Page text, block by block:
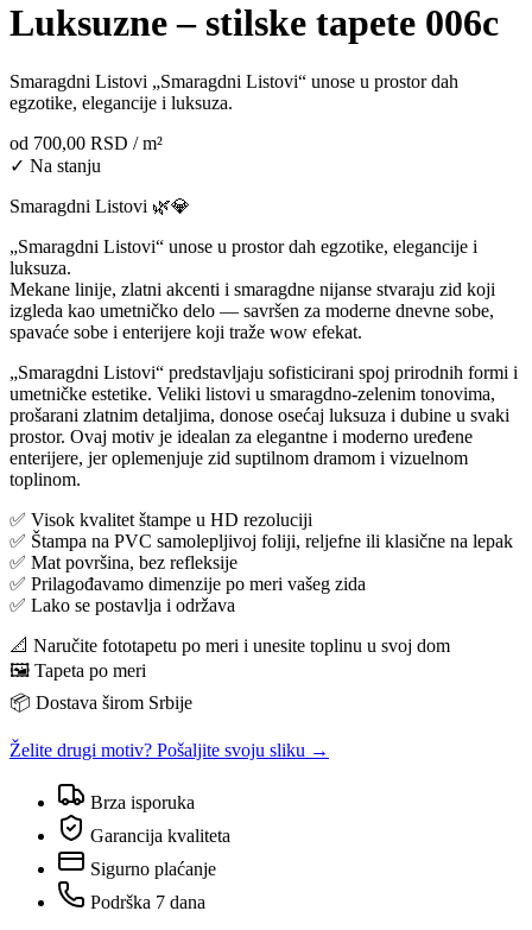
Luksuzne – stilske tapete 006c
Smaragdni Listovi „Smaragdni Listovi“ unose u prostor dah
egzotike, elegancije i luksuza.
od 700,00 RSD / m²
✓ Na stanju
Smaragdni Listovi 🌿💎
„Smaragdni Listovi“ unose u prostor dah egzotike, elegancije i
luksuza.
Mekane linije, zlatni akcenti i smaragdne nijanse stvaraju zid koji
izgleda kao umetničko delo — savršen za moderne dnevne sobe,
spavaće sobe i enterijere koji traže wow efekat.
„Smaragdni Listovi“ predstavljaju sofisticirani spoj prirodnih formi i
umetničke estetike. Veliki listovi u smaragdno-zelenim tonovima,
prošarani zlatnim detaljima, donose osećaj luksuza i dubine u svaki
prostor. Ovaj motiv je idealan za elegantne i moderno uređene
enterijere, jer oplemenjuje zid suptilnom dramom i vizuelnom
toplinom.
✅ Visok kvalitet štampe u HD rezoluciji
✅ Štampa na PVC samolepljivoj foliji, reljefne ili klasične na lepak
✅ Mat površina, bez refleksije
✅ Prilagođavamo dimenzije po meri vašeg zida
✅ Lako se postavlja i održava
📐 Naručite fototapetu po meri i unesite toplinu u svoj dom
🖼️ Tapeta po meri
📦 Dostava širom Srbije
Želite drugi motiv? Pošaljite svoju sliku →
Brza isporuka
Garancija kvaliteta
Sigurno plaćanje
Podrška 7 dana